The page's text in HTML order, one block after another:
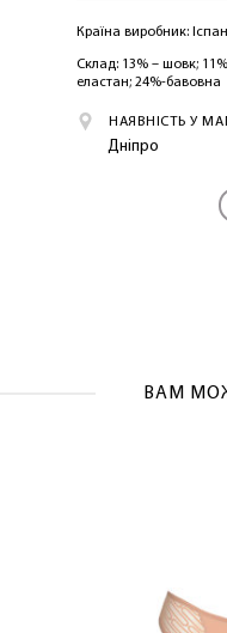
Країна виробник:
Склад: 13% – шовк;
еластан; 24%-бавовна
НАЯВНІСТЬ У
Дніпро
ВАМ